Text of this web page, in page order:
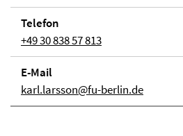
Telefon
+49 30 838 57 813
E-Mail
karl.larsson@fu-berlin.de